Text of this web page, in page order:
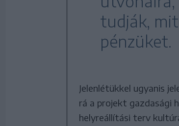
tudják,
pénzüket.
Jelenlétükkel ugyanis
rá a projekt gazdasági
helyreállítási terv